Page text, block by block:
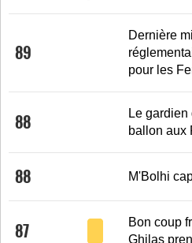
89
Dernière
pour les
88
Le
ballon aux
88 M'Bolhi
87
Bon coup
Ghilas